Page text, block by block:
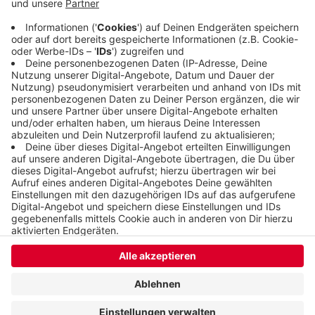
ganz Deutschland
Veröffentlicht:Donnerstag, 17.08.2023 15:05
Anzeige
Anzeige